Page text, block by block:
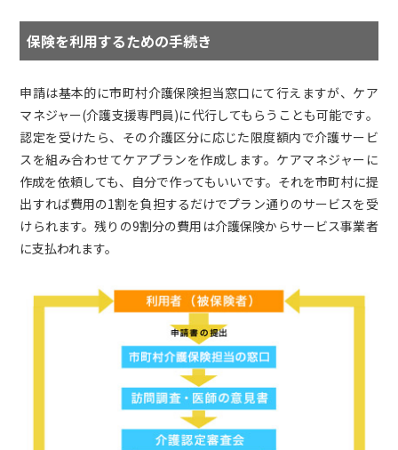
保険を利用するための手続き
申請は基本的に市町村介護保険担当窓口にて行えますが、ケア
マネジャー(介護支援専門員)に代行してもらうことも可能です。
認定を受けたら、その介護区分に応じた限度額内で介護サービ
スを組み合わせてケアプランを作成します。ケアマネジャーに
作成を依頼しても、自分で作ってもいいです。それを市町村に提
出すれば費用の1割を負担するだけでプラン通りのサービスを受
けられます。残りの9割分の費用は介護保険からサービス事業者
に支払われます。